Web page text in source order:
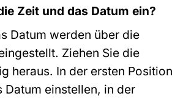
Zeit und das Datum ein?
Datum werden über die
Ziehen Sie die
heraus. In der ersten Position
Datum einstellen, in der